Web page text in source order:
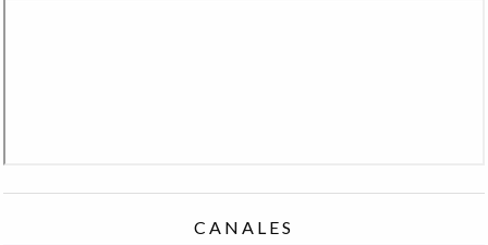
CANALES